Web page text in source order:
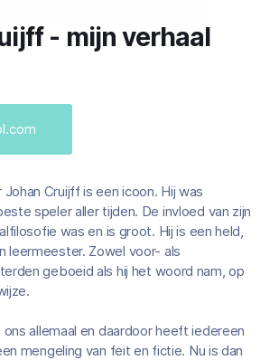
- mijn verhaal
Cruijff is een icoon. Hij was
speler aller tijden. De invloed van zijn
was en is groot. Hij is een held,
leermeester. Zowel voor- als
geboeid als hij het woord nam, op
ons allemaal en daardoor heeft iedereen
mengeling van feit en fictie. Nu is dan